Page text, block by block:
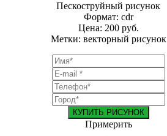
Пескоструйный рисунок
Формат: cdr
Цена: 200 руб.
Метки: векторный рисунок
КУПИТЬ РИСУНОК
Примерить